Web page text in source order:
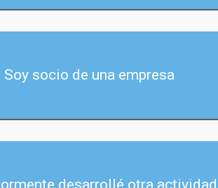
Soy socio de una empresa
desarrollé otra actividad